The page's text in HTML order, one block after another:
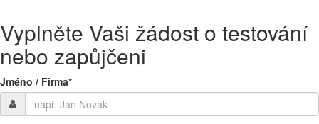
Vyplněte Vaši žádost o testování
nebo zapůjčeni
Jméno / Firma*